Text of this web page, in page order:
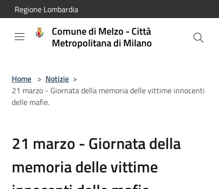
Salta al contenuto principale
Regione Lombardia
Comune di Melzo - Città
Metropolitana di Milano
Home > Notizie >
21 marzo - Giornata della memoria delle vittime innocenti
delle mafie.
21 marzo - Giornata della
memoria delle vittime